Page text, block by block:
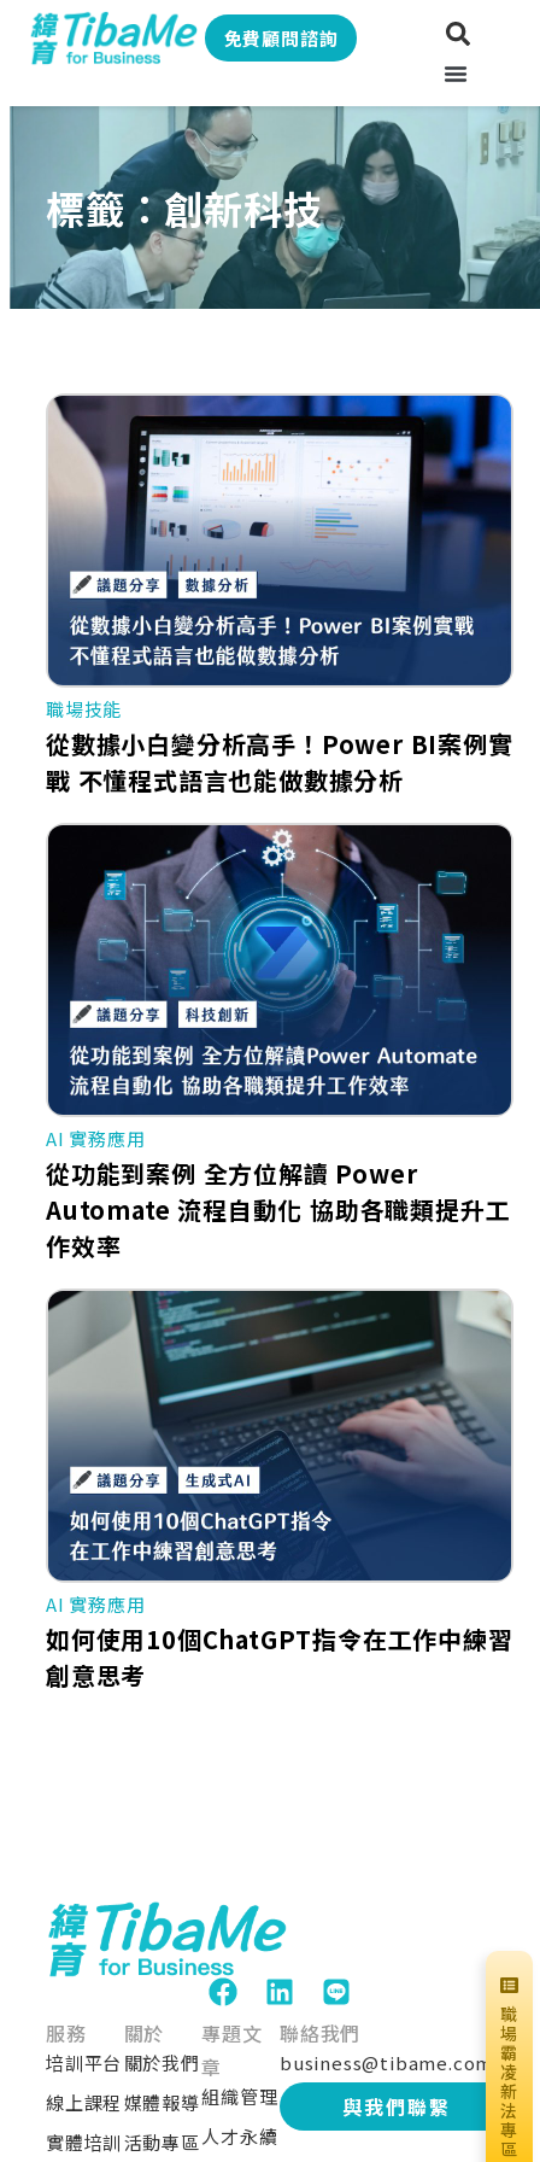
免費顧問諮詢
標籤：創新科技
職場技能
從數據小白變分析高手！Power BI案例實
戰 不懂程式語言也能做數據分析
AI 實務應用
從功能到案例 全方位解讀 Power
Automate 流程自動化 協助各職類提升工
作效率
AI 實務應用
如何使用10個ChatGPT指令在工作中練習
創意思考
服務
培訓平台
線上課程
實體培訓
關於
關於我們
媒體報導
活動專區
專題文
章
組織管理
人才永續
聯絡我們
business@tibame.com
與我們聯繫
職
場
霸
凌
新
法
專
區